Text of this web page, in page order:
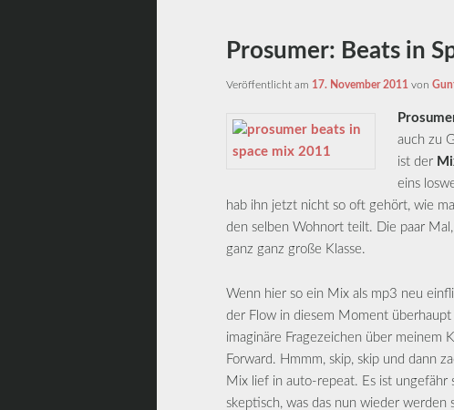
Prosumer: Beats in
Veröffentlicht am 17. November 2011 von
auch zu
ist der
eins
hab ihn jetzt nicht so oft gehört, wie
den selben Wohnort teilt. Die paar
ganz ganz große Klasse.
Wenn hier so ein Mix als mp3 neu
der Flow in diesem Moment
imaginäre Fragezeichen über meinem
Forward. Hmmm, skip, skip und dann
Mix lief in auto-repeat. Es ist ungefähr
skeptisch, was das nun wieder